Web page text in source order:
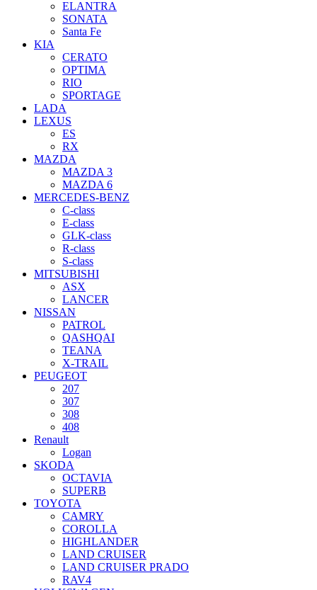
ELANTRA
SONATA
Santa Fe
KIA
CERATO
OPTIMA
RIO
SPORTAGE
LADA
LEXUS
ES
RX
MAZDA
MAZDA 3
MAZDA 6
MERCEDES-BENZ
C-class
E-class
GLK-class
R-class
S-class
MITSUBISHI
ASX
LANCER
NISSAN
PATROL
QASHQAI
TEANA
X-TRAIL
PEUGEOT
207
307
308
408
Renault
Logan
SKODA
OCTAVIA
SUPERB
TOYOTA
CAMRY
COROLLA
HIGHLANDER
LAND CRUISER
LAND CRUISER PRADO
RAV4